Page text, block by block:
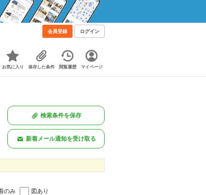
会員登録 ログイン
お気に入り 保存した条件 閲覧履歴 マイページ
検索条件を保存
新着メール通知を受け取る
のみ 図あり